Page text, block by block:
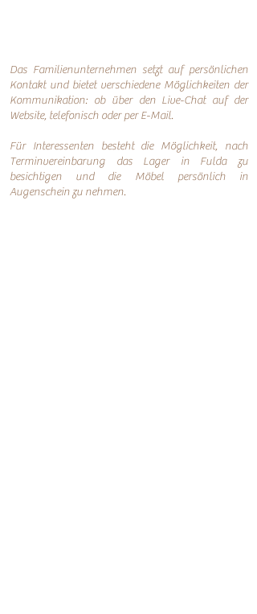
Das Familienunternehmen setzt auf persönlichen
Kontakt und bietet verschiedene Möglichkeiten der
Kommunikation: ob über den Live-Chat auf der
Website, telefonisch oder perE-Mail.
Für Interessenten besteht die Möglichkeit, nach
Terminvereinbarung das Lager in Fulda zu
besichtigen und die Möbel persönlich in
Augenschein zu nehmen.